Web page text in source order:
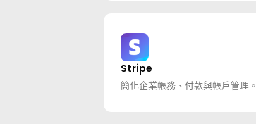
Stripe
簡化企業帳務、付款與帳戶管理。